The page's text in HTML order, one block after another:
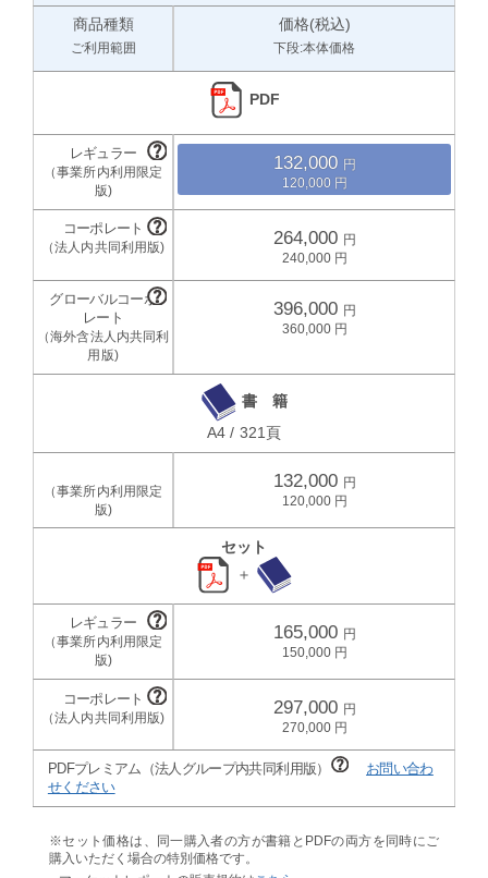
商品種類
ご利用範囲
価格(税込)
下段:本体価格
PDF
132,000
120,000
264,000
240,000
396,000
360,000
書 籍
A4 / 321頁
132,000
120,000
セット
＋
165,000
150,000
297,000
270,000
PDFプレミアム（法人グループ内共同利用版）
お問い合わ
せください
※セット価格は、同一購入者の方が書籍とPDFの両方を同時にご
購入いただく場合の特別価格です。